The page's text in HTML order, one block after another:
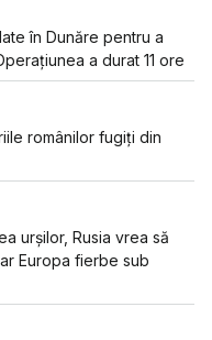
în Dunăre pentru a
a durat 11 ore
românilor fugiți din
urșilor, Rusia vrea să
Europa fierbe sub